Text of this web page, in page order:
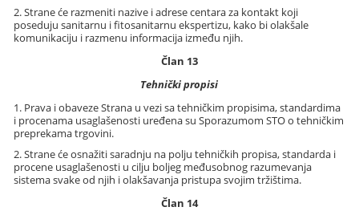
2. Strane će razmeniti nazive i adrese centara za kontakt koji
poseduju sanitarnu i fitosanitarnu ekspertizu, kako bi olakšale
komunikaciju i razmenu informacija između njih.
Član 13
Tehnički propisi
1. Prava i obaveze Strana u vezi sa tehničkim propisima, standardima
i procenama usaglašenosti uređena su Sporazumom STO o tehničkim
preprekama trgovini.
2. Strane će osnažiti saradnju na polju tehničkih propisa, standarda i
procene usaglašenosti u cilju boljeg međusobnog razumevanja
sistema svake od njih i olakšavanja pristupa svojim tržištima.
Član 14